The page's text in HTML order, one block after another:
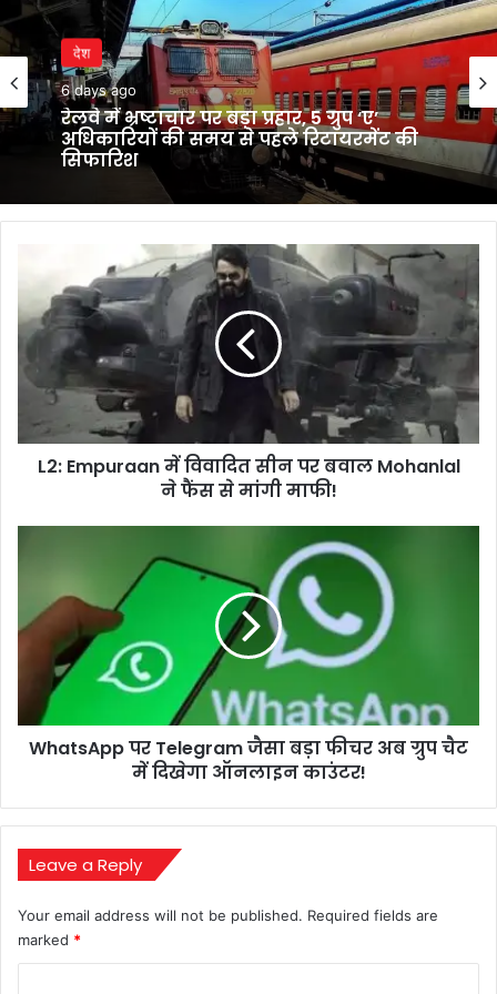
देश
6 days ago
रेलवे में भ्रष्टाचार पर बड़ा प्रहार, 5 ग्रुप ‘ए’
अधिकारियों की समय से पहले रिटायरमेंट की
सिफारिश
Empuraan
विवादित
सीन
बवाल
ने
L2: Empuraan में विवादित सीन पर बवाल Mohanlal
ने फैंस से मांगी माफी!
बड़ा
चैट
WhatsApp पर Telegram जैसा बड़ा फीचर अब ग्रुप चैट
में दिखेगा ऑनलाइन काउंटर!
Leave a Reply
Your email address will not be published. Required fields are
marked *